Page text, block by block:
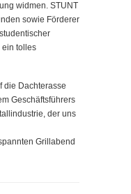
widmen. STUNT
sowie Förderer
ein tolles
die Dachterasse
Geschäftsführers
der uns
Grillabend